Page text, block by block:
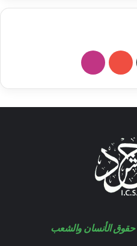
‫X
‫YouTubeانستقرام
حقوق الأنسان والشعب